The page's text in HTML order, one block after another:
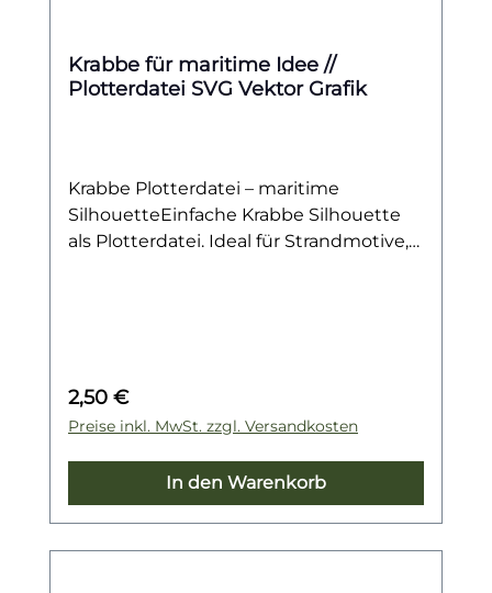
Krabbe für maritime Idee //
Plotterdatei SVG Vektor Grafik
Krabbe Plotterdatei – maritime
SilhouetteEinfache Krabbe Silhouette
als Plotterdatei. Ideal für Strandmotive,
Design sommerliches Strand-Feeling in
deine Kreationen und lässt sich
Kombination mit anderen Meer-
Motiven.Ob auf Kleidung, Taschen,
Kissen, Einladungskarten oder Deko –
die vielseitig einsetzbare Datei sorgt für
Regulärer Preis:
2,50 €
Preise inkl. MwSt. zzgl. Versandkosten
In den Warenkorb